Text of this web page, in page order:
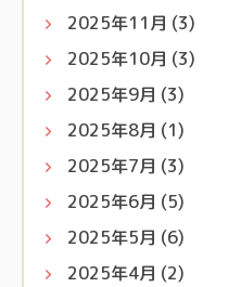
2025年11月 (3)
2025年10月 (3)
2025年9月 (3)
2025年8月 (1)
2025年7月 (3)
2025年6月 (5)
2025年5月 (6)
2025年4月 (2)